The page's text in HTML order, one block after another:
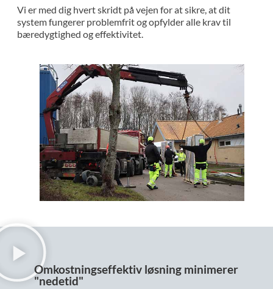
Vi er med dig hvert skridt på vejen for at sikre, at dit
system fungerer problemfrit og opfylder alle krav til
bæredygtighed og effektivitet.
Omkostningseffektiv løsning minimerer
"nedetid"